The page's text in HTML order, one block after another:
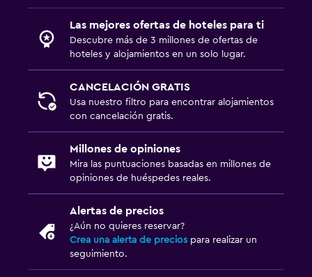
Las mejores ofertas de hoteles para ti
Descubre más de 3 millones de ofertas de
hoteles y alojamientos en un solo lugar.
CANCELACIÓN GRATIS
Usa nuestro filtro para encontrar alojamientos
con cancelación gratis.
Millones de opiniones
Mira las puntuaciones basadas en millones de
opiniones de huéspedes reales.
Alertas de precios
¿Aún no quieres reservar?
Crea una alerta de precios para realizar un
seguimiento.